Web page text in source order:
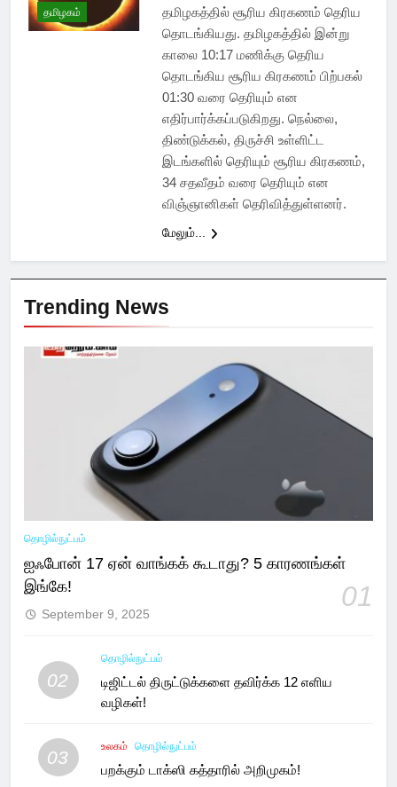
தமிழகம்
தமிழகத்தில் சூரிய கிரகணம் தெரிய
தொடங்கியது. தமிழகத்தில் இன்று
காலை 10:17 மணிக்கு தெரிய
தொடங்கிய சூரிய கிரகணம் பிற்பகல்
01:30 வரை தெரியும் என
எதிர்பார்க்கப்படுகிறது. நெல்லை,
திண்டுக்கல், திருச்சி உள்ளிட்ட
இடங்களில் தெரியும் சூரிய கிரகணம்,
34 சதவீதம் வரை தெரியும் என
விஞ்ஞானிகள் தெரிவித்துள்ளனர்.
மேலும்...
Trending News
தொழில்நுட்பம்
ஐஃபோன் 17 ஏன் வாங்கக் கூடாது? 5 காரணங்கள்
இங்கே!
01
September 9, 2025
02
தொழில்நுட்பம்
டிஜிட்டல் திருட்டுக்களை தவிர்க்க 12 எளிய
வழிகள்!
03
உலகம் தொழில்நுட்பம்
பறக்கும் டாக்ஸி கத்தாரில் அறிமுகம்!